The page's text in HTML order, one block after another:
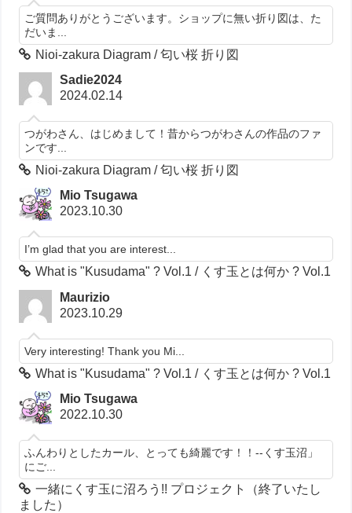
ご質問ありがとうございます。ショップに無い折り図は、た
だいま...
Nioi-zakura Diagram / 匂い桜 折り図
Sadie2024
2024.02.14
つがわさん、はじめまして！昔からつがわさんの作品のファ
ンです...
Nioi-zakura Diagram / 匂い桜 折り図
Mio Tsugawa
2023.10.30
I’m glad that you are interest...
What is "Kusudama" ? Vol.1 / くす玉とは何か ? Vol.1
Maurizio
2023.10.29
Very interesting! Thank you Mi...
What is "Kusudama" ? Vol.1 / くす玉とは何か ? Vol.1
Mio Tsugawa
2022.10.30
ふんわりとしたカール、とっても綺麗です！！--くす玉沼」
にご...
一緒にくす玉に沼ろう!! プロジェクト（終了いたし
ました）